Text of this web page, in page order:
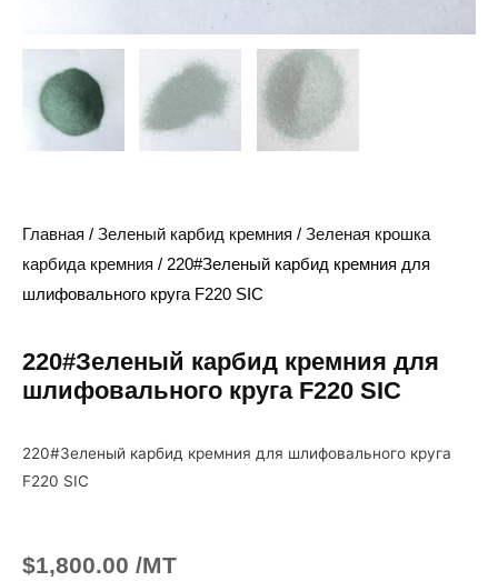
Главная / Зеленый карбид кремния / Зеленая крошка
карбида кремния / 220#Зеленый карбид кремния для
шлифовального круга F220 SIC
220#Зеленый карбид кремния для
шлифовального круга F220 SIC
220#Зеленый карбид кремния для шлифовального круга
F220 SIC
$1,800.00 /MT